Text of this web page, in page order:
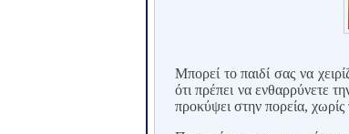
Μπορεί το παιδί σας να
ότι πρέπει να ενθαρρύνετε
προκύψει στην πορεία,